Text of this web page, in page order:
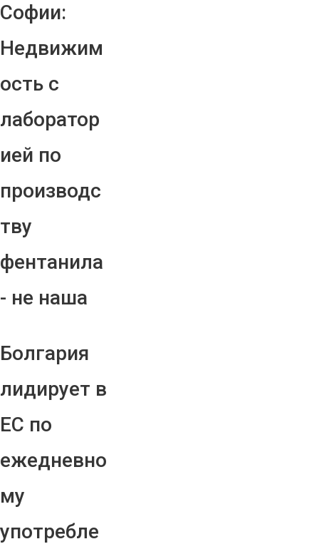
Софии:
Недвижим
ость с
лаборатор
ией по
производс
тву
фентанила
- не наша
Болгария
лидирует в
ЕС по
ежедневно
му
употребле